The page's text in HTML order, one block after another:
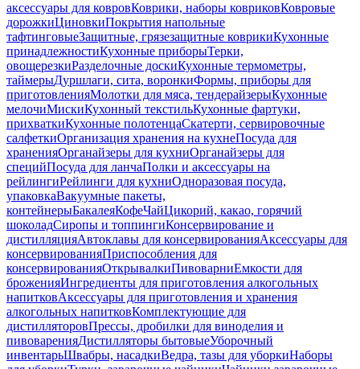
аксессуары для ковровКоврики, наборы ковриковКовровые
дорожкиЦиновкиПокрытия напольные
тафтинговыеЗащитные, грязезащитные коврикиКухонные
принадлежностиКухонные приборыТерки,
овощерезкиРазделочные доскиКухонные термометры,
таймерыДуршлаги, сита, воронкиФормы, приборы для
приготовленияМолотки для мяса, тендерайзерыКухонные
мелочиМискиКухонный текстильКухонные фартуки,
прихваткиКухонные полотенцаСкатерти, сервировочные
салфеткиОрганизация хранения на кухнеПосуда для
храненияОрганайзеры для кухниОрганайзеры для
специйПосуда для ланчаПолки и аксессуары на
рейлингиРейлинги для кухниОдноразовая посуда,
упаковкаВакуумные пакеты,
контейнерыБакалеяКофеЧайЦикорий, какао, горячий
шоколадСиропы и топпингиКонсервирование и
дистилляцияАвтоклавы для консервированияАксессуары для
консервированияПриспособления для
консервированияОткрывалкиПивоварниЕмкости для
броженияИнгредиенты для приготовления алкогольных
напитковАксессуары для приготовления и хранения
алкогольных напитковКомплектующие для
дистилляторовПрессы, дробилки для виноделия и
пивоваренияДистилляторы бытовыеУборочный
инвентарьШвабры, насадкиВедра, тазы для уборкиНаборы